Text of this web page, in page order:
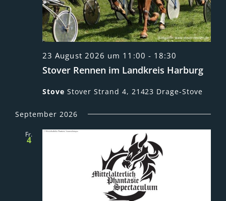
23 August 2026 um 11:00 - 18:30
Stover Rennen im Landkreis Harburg
Stove Stover Strand 4, 21423 Drage-Stove
September 2026
Fr.
4